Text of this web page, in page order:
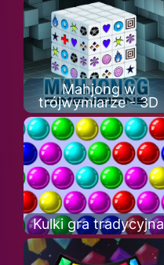
Mahjong w
trójwymiarze - 3D
Kulki gra tradycyjna